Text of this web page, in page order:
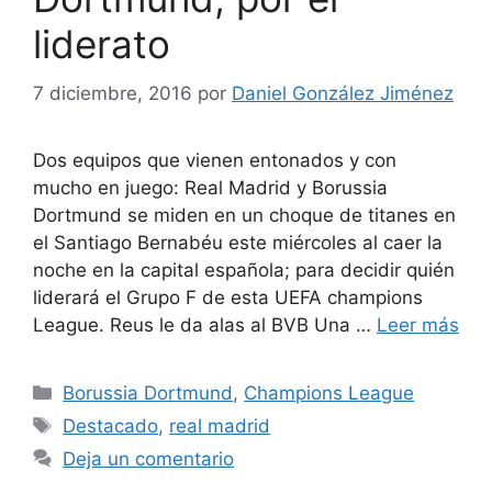
liderato
7 diciembre, 2016 por Daniel González Jiménez
Dos equipos que vienen entonados y con
mucho en juego: Real Madrid y Borussia
Dortmund se miden en un choque de titanes en
el Santiago Bernabéu este miércoles al caer la
noche en la capital española; para decidir quién
liderará el Grupo F de esta UEFA champions
League. Reus le da alas al BVB Una … Leer más
Categorías
Borussia Dortmund , Champions League
Etiquetas
Destacado, real madrid
Deja un comentario